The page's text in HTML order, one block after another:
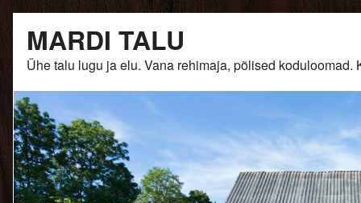
content
MARDI TALU
Ühe talu lugu ja elu. Vana rehimaja, põlised